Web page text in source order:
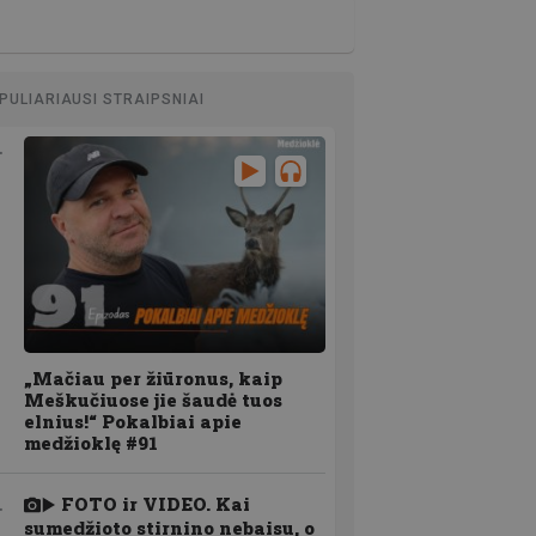
STRAIPSNIAI
„Mačiau per žiūronus, kaip
Meškučiuose jie šaudė tuos
elnius!“ Pokalbiai apie
medžioklę #91
FOTO ir VIDEO. Kai
sumedžioto stirnino nebaisu, o